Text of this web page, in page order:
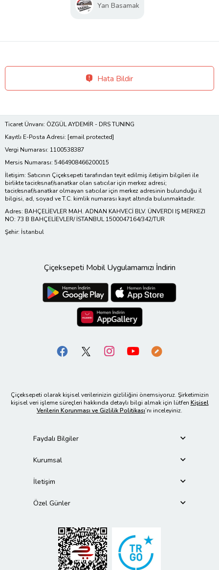
Yan Basamak
Hata Bildir
Ticaret Ünvanı: ÖZGÜL AYDEMİR - DRS TUNING
Kayıtlı E-Posta Adresi: [email protected]
Vergi Numarası: 1100538387
Mersis Numarası: 5464908466200015
İletişim: Satıcının Çiçeksepeti tarafından teyit edilmiş iletişim bilgileri ile
birlikte tacir/esnaf/sanatkar olan satıcılar için merkez adresi;
tacir/esnaf/sanatkar olmayan satıcılar için merkez adresinin bulunduğu il
bilgisi, ad, soyad ve T.C. kimlik numarası kayıt altında bulunmaktadır.
Adres: BAHÇELİEVLER MAH. ADNAN KAHVECİ BLV. ÜNVERDI IŞ MERKEZI
NO: 73 B BAHÇELİEVLER/ İSTANBUL 1500047164/342/TUR
Şehir: İstanbul
Çiçeksepeti Mobil Uygulamamızı İndirin
Çiçeksepeti olarak kişisel verilerinizin gizliliğini önemsiyoruz. Şirketimizin
kişisel veri işleme süreçleri hakkında detaylı bilgi almak için lütfen Kişisel
Verilerin Korunması ve Gizlilik Politikası’nı inceleyiniz.
Faydalı Bilgiler
Kurumsal
İletişim
Özel Günler